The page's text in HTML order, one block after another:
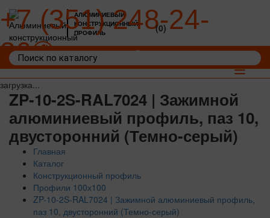
загрузка...
АЛЮМИНИЕВЫЙ
КОНСТРУКЦИОННЫЙ
ПРОФИЛЬ
+7 (351) 248-24-
36
(0)
Toggle
ZP-10-2S-RAL7024 | Зажимной
алюминиевый профиль, паз 10,
двусторонний (Темно-серый)
Главная
Каталог
Конструкционный профиль
Профили 100х100
ZP-10-2S-RAL7024 | Зажимной алюминиевый профиль,
паз 10, двусторонний (Темно-серый)